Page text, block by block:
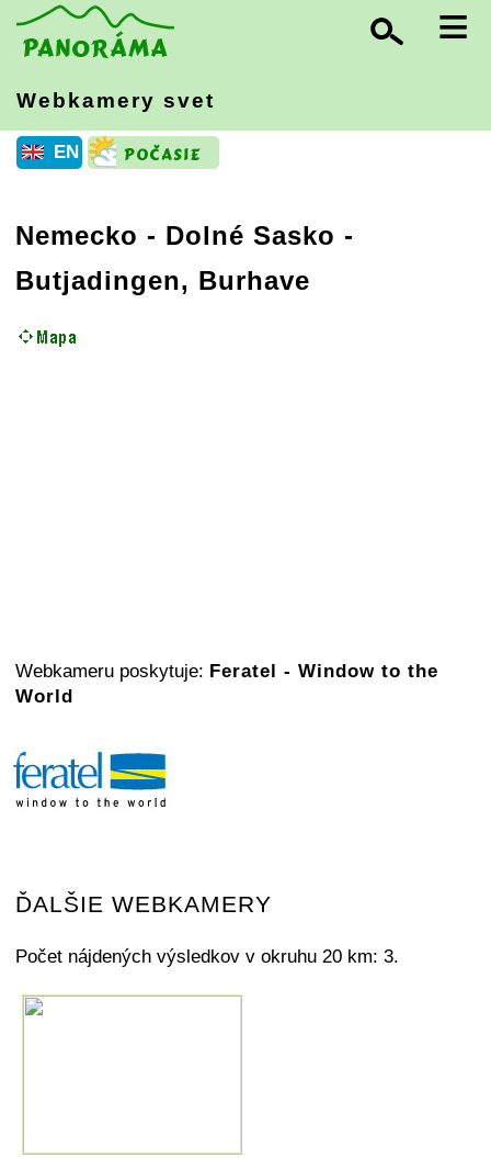
≡
Webkamery svet
EN
Nemecko - Dolné Sasko -
Butjadingen, Burhave
Webkameru poskytuje: Feratel - Window to the
World
ĎALŠIE WEBKAMERY
Počet nájdených výsledkov v okruhu 20 km: 3.